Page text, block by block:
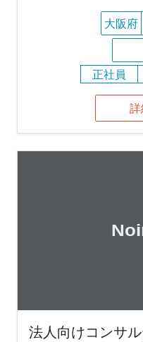
大阪府
正社員
法人向けコンサ